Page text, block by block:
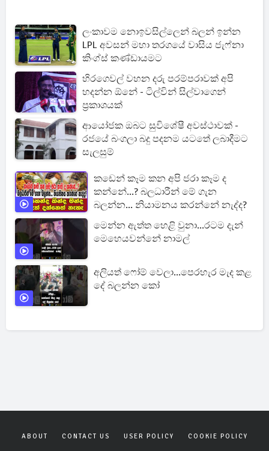
ලංකාවම නොඉවසිල්ලෙන් බලන් ඉන්න
LPL අවසන් මහා තරගයේ වාසිය ජැෆ්නා
කිංග්ස් කණ්ඩායමට
හිරගෙවල් වහන දරු පරම්පරාවක් අපි
හදන්න ඕනේ - ටිල්වින් සිල්වාගෙන්
ප්‍රකාශයක්
ආයෝජක ඔබට සුවිශේෂී අවස්ථාවක් -
රජයේ බංගලා බදු පදනම යටතේ ලබාදීමට
සැලසුම්
කඩෙන් කෑම කන අපි ජරා කෑම ද
කන්නේ...? බලධාරීන් මේ ගැන
බලන්න... නියාමනය කරන්නේ නැද්ද?
මෙන්න ඇත්ත හෙළි වුනා...රටම දැන්
මෙහෙයවන්නේ නාමල්
අලියත් ෆෝම් වෙලා...පෙරහැර මැද කළ
දේ බලන්න කෝ
ABOUT CONTACT US USER POLICY COOKIE POLICY